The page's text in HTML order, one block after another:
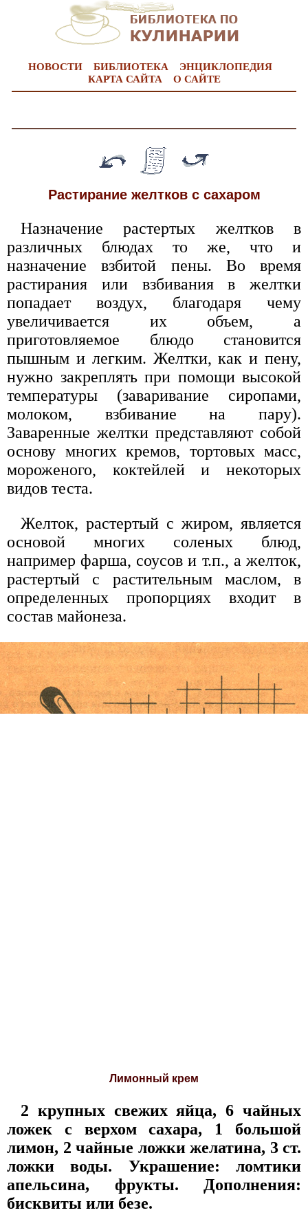
НОВОСТИ БИБЛИОТЕКА
ЭНЦИКЛОПЕДИЯ
КАРТА САЙТА
О САЙТЕ
Растирание желтков с сахаром
Назначение растертых желтков в
различных блюдах то же, что и
назначение взбитой пены. Во время
растирания или взбивания в желтки
попадает воздух, благодаря чему
увеличивается их объем, а
приготовляемое блюдо становится
пышным и легким. Желтки, как и пену,
нужно закреплять при помощи высокой
температуры (заваривание сиропами,
молоком, взбивание на пару).
Заваренные желтки представляют собой
основу многих кремов, тортовых масс,
мороженого, коктейлей и некоторых
видов теста.
Желток, растертый с жиром, является
основой многих соленых блюд,
например фарша, соусов и т.п., а желток,
растертый с растительным маслом, в
определенных пропорциях входит в
состав майонеза.
Лимонный крем
2 крупных свежих яйца, 6 чайных
ложек с верхом сахара, 1 большой
лимон, 2 чайные ложки желатина, 3 ст.
ложки воды. Украшение: ломтики
апельсина, фрукты. Дополнения:
бисквиты или безе.